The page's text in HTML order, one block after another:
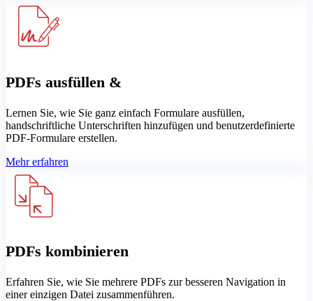
PDFs ausfüllen &
Lernen Sie, wie Sie ganz einfach Formulare ausfüllen,
handschriftliche Unterschriften hinzufügen und benutzerdefinierte
PDF-Formulare erstellen.
Mehr erfahren
PDFs kombinieren
Erfahren Sie, wie Sie mehrere PDFs zur besseren Navigation in
einer einzigen Datei zusammenführen.